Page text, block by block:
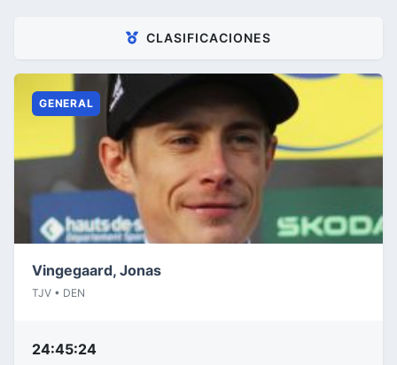
CLASIFICACIONES
GENERAL
Vingegaard, Jonas
TJV • DEN
24:45:24